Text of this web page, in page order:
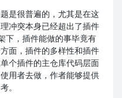
是很普遍的，尤其是在这
冲突本身已经超出了插件
下，插件能做的事毕竟有
面，插件的多样性和插件
个插件的主仓库代码层面
用者去做，作者能够提供
。